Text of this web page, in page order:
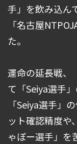
手」を飲み込ん
「名古屋
た。
運命の延長戦、
て「Seiya選手」
「Seiya選手」
ット確認精度や
ゃぼー選手」を